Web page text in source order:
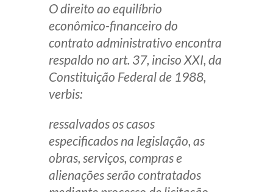
Zênite Fácil IA
Zênite Play
Orientação por Escrito
Mentoria Zênite
Capacitação
Zênite Online
Eventos presenciais
O direito ao equilíbrio
econômico-financeiro do
contrato administrativo encontra
respaldo no art. 37, inciso XXI, da
Constituição Federal de 1988,
verbis:
ressalvados os casos
especificados na legislação, as
obras, serviços, compras e
alienações serão contratados